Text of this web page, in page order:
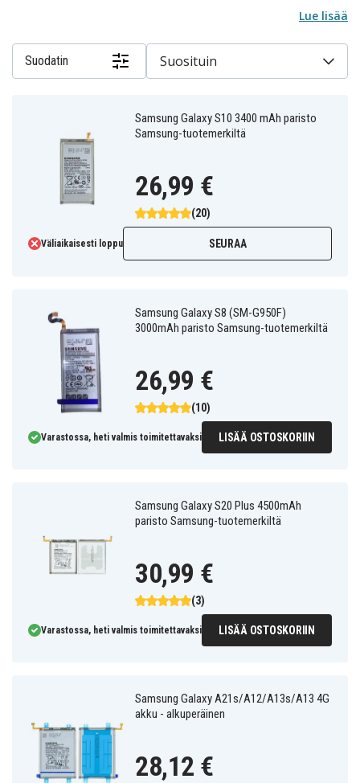
Lue lisää
Suodatin Suosituin
Samsung Galaxy S10 3400 mAh paristo
Samsung-tuotemerkiltä
(20)
26,99 €
Väliaikaisesti loppu SEURAA
Samsung Galaxy S8 (SM-G950F)
3000mAh paristo Samsung-tuotemerkiltä
(10)
26,99 €
Varastossa, heti valmis toimitettavaksi LISÄÄ OSTOSKORIIN
Samsung Galaxy S20 Plus 4500mAh
paristo Samsung-tuotemerkiltä
(3)
30,99 €
Varastossa, heti valmis toimitettavaksi LISÄÄ OSTOSKORIIN
Samsung Galaxy A21s/A12/A13s/A13 4G
akku - alkuperäinen
28,12 €